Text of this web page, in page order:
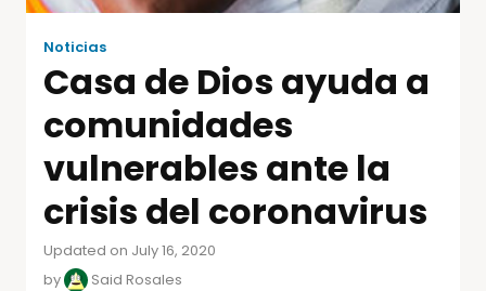
Noticias
Casa de Dios ayuda a
comunidades
vulnerables ante la
crisis del coronavirus
Updated on July 16, 2020
by
Said Rosales